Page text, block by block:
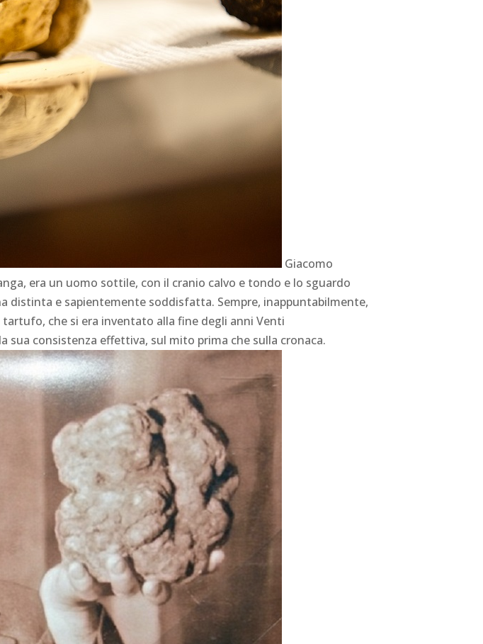
Giacomo
era un uomo sottile, con il cranio calvo e tondo e lo sguardo
distinta e sapientemente soddisfatta. Sempre, inappuntabilmente,
che si era inventato alla fine degli anni Venti
sua consistenza effettiva, sul mito prima che sulla cronaca.